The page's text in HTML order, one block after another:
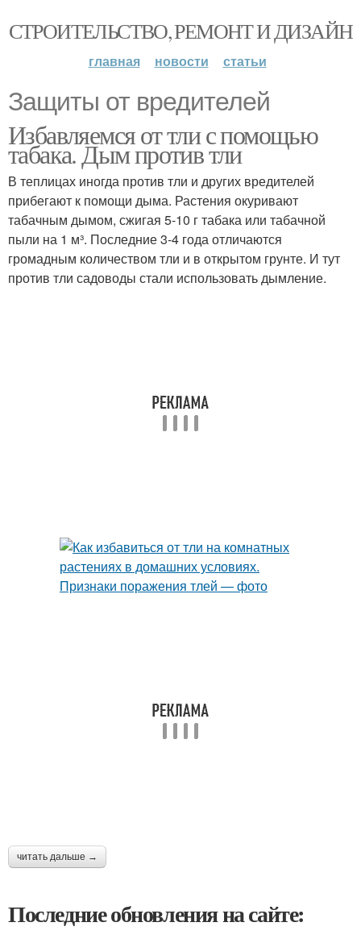
СТРОИТЕЛЬСТВО, РЕМОНТ И ДИЗАЙН
главная новости статьи
Защиты от вредителей
Избавляемся от тли с помощью
табака. Дым против тли
В теплицах иногда против тли и других вредителей
прибегают к помощи дыма. Растения окуривают
табачным дымом, сжигая 5-10 г табака или табачной
пыли на 1 м³. Последние 3-4 года отличаются
громадным количеством тли и в открытом грунте. И тут
против тли садоводы стали использовать дымление.
читать дальше →
Последние обновления на сайте: